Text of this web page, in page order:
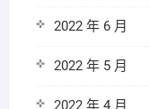
2022 年 6 月
2022 年 5 月
2022 年 4 月